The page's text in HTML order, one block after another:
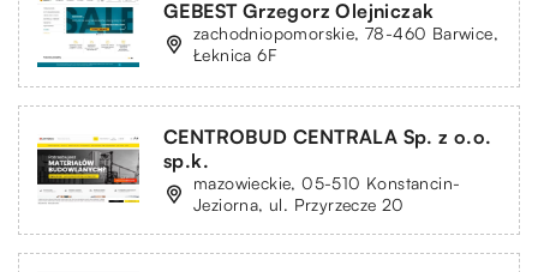
GEBEST Grzegorz Olejniczak
zachodniopomorskie, 78-460 Barwice,
Łeknica 6F
CENTROBUD CENTRALA Sp. z o.o.
sp.k.
mazowieckie, 05-510 Konstancin-
Jeziorna, ul. Przyrzecze 20